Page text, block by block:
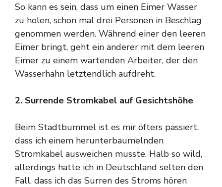
So kann es sein, dass um einen Eimer Wasser
zu holen, schon mal drei Personen in Beschlag
genommen werden. Während einer den leeren
Eimer bringt, geht ein anderer mit dem leeren
Eimer zu einem wartenden Arbeiter, der den
Wasserhahn letztendlich aufdreht.
2. Surrende Stromkabel auf Gesichtshöhe
Beim Stadtbummel ist es mir öfters passiert,
dass ich einem herunterbaumelnden
Stromkabel ausweichen musste. Halb so wild,
allerdings hatte ich in Deutschland selten den
Fall, dass ich das Surren des Stroms hören